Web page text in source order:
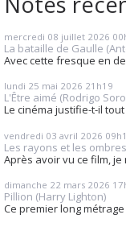
mercredi 08 juillet 2026
La bataille de Gaulle
Avec cette fresque en
lundi 25 mai 2026 21h19
L'Être aimé (Rodrigo
Le cinéma justifie-t-il tout
vendredi 03 avril 2026
Les rayons et les
Après avoir vu ce film,
dimanche 22 mars 2026
Pillion (Harry Lighton)
Ce premier long